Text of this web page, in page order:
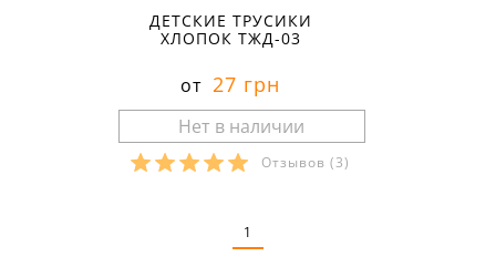
ДЕТСКИЕ ТРУСИКИ
ХЛОПОК ТЖД-03
от 27 грн
Отзывов (3)
1